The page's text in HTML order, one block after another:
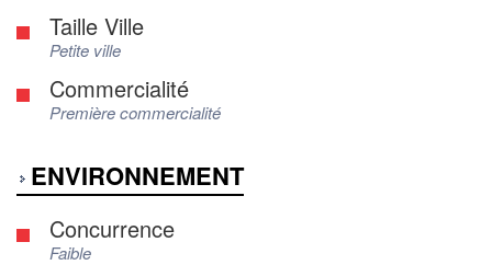
Taille Ville
Petite ville
Commercialité
Première commercialité
ENVIRONNEMENT
Concurrence
Faible